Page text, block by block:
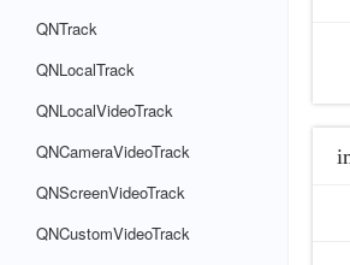
QNTrack
QNLocalTrack
QNLocalVideoTrack
QNCameraVideoTrack
QNScreenVideoTrack
QNCustomVideoTrack